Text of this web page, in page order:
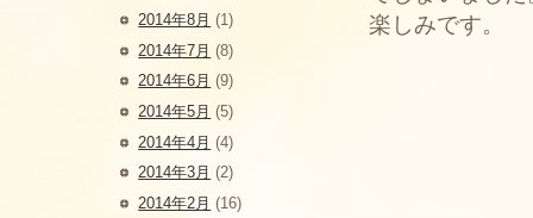
楽しみです。
2014年8月 (1)
2014年7月 (8)
2014年6月 (9)
2014年5月 (5)
2014年4月 (4)
2014年3月 (2)
2014年2月 (16)